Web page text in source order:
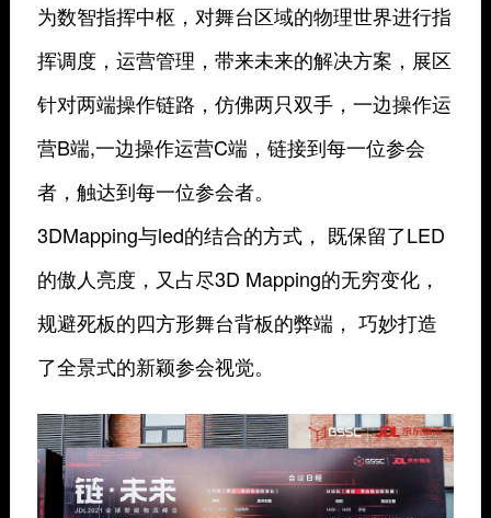
为数智指挥中枢，对舞台区域的物理世界进行指
挥调度，运营管理，带来未来的解决方案，展区
针对两端操作链路，仿佛两只双手，一边操作运
营B端,一边操作运营C端，链接到每一位参会
者，触达到每一位参会者。
3DMapping与led的结合的方式， 既保留了LED
的傲人亮度，又占尽3D Mapping的无穷变化，
规避死板的四方形舞台背板的弊端， 巧妙打造
了全景式的新颖参会视觉。